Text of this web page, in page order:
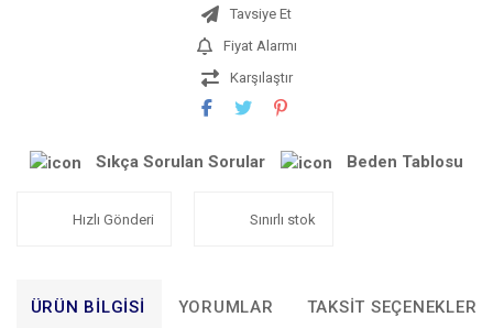
Tavsiye Et
Fiyat Alarmı
Karşılaştır
Sıkça Sorulan Sorular Beden Tablosu
Hızlı Gönderi Sınırlı stok
ÜRÜN BILGISI YORUMLAR TAKSIT SEÇENEKLERI